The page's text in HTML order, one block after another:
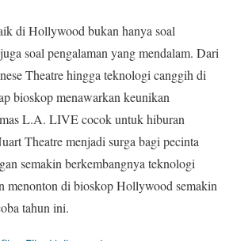
di Hollywood bukan hanya soal
soal pengalaman yang mendalam. Dari
Theatre hingga teknologi canggih di
bioskop menawarkan keunikan
L.A. LIVE cocok untuk hiburan
Theatre menjadi surga bagi pecinta
semakin berkembangnya teknologi
menonton di bioskop Hollywood semakin
tahun ini.